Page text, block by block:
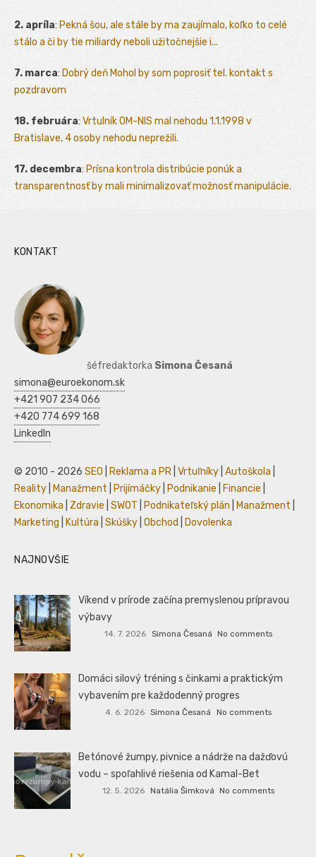
2. apríla: Pekná šou, ale stále by ma zaujímalo, koľko to celé
stálo a či by tie miliardy neboli užitočnejšie i...
7. marca: Dobrý deň Mohol by som poprosiť tel. kontakt s
pozdravom
18. februára: Vrtulník OM-NIS mal nehodu 1.1.1998 v
Bratislave, 4 osoby nehodu neprežili.
17. decembra: Prísna kontrola distribúcie ponúk a
transparentnosť by mali minimalizovať možnosť manipulácie.
KONTAKT
šéfredaktorka Simona Česaná
simona@euroekonom.sk
+421 907 234 066
+420 774 699 168
LinkedIn
© 2010 - 2026 SEO Reklama a PR Vrtuľníky Autoškola
Reality
Manažment Prijímáčky Podnikanie Financie
Ekonomika
Zdravie SWOT Podnikateľský plán Manažment
Marketing
Kultúra Skúšky Obchod Dovolenka
NAJNOVŠIE
Víkend v prírode začína premyslenou prípravou
výbavy
14. 7. 2026 Simona Česaná No comments
Domáci silový tréning s činkami a praktickým
vybavením pre každodenný progres
4. 6. 2026 Simona Česaná No comments
Betónové žumpy, pivnice a nádrže na dažďovú
vodu – spoľahlivé riešenia od Kamal-Bet
12. 5. 2026 Natália Šimková No comments